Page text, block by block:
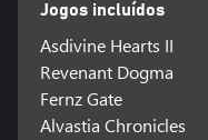
Jogos incluídos
Asdivine Hearts II
Revenant Dogma
Fernz Gate
Alvastia Chronicles